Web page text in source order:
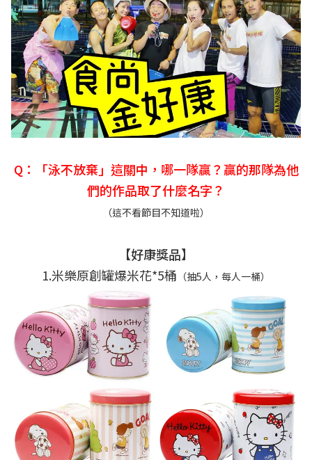
Q：「泳不放棄」這關中，哪一隊贏？贏的那隊為他
們的作品取了什麼名字？
（這不看節目不知道啦）
【好康獎品】
1.米樂原創罐爆米花*5桶 （抽5人，每人一桶）